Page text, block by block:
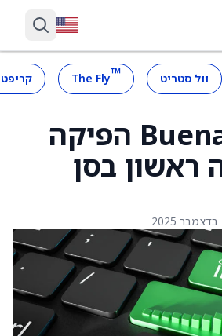
וול סטריט ™
The Fly
Buenaventura הפיקה
ראשון בסן